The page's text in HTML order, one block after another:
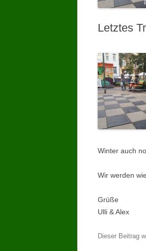
Letztes
Winter auch
Wir werden
Grüße
Ulli & Alex
Dieser Beitrag